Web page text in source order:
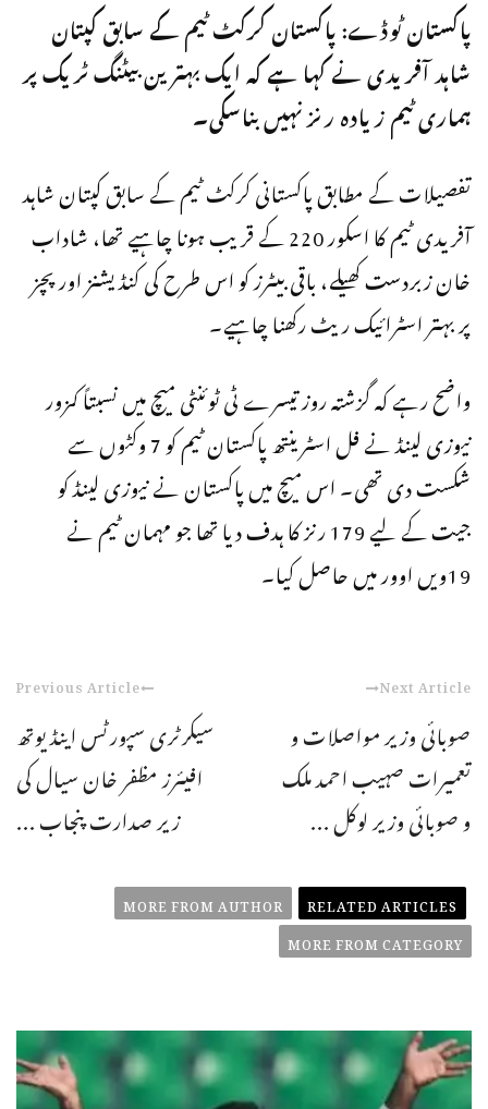
پاکستان ٹوڈے: پاکستان کرکٹ ٹیم کے سابق کپتان
شاہد آفریدی نے کہا ہے کہ ایک بہترین بیٹنگ ٹریک پر
ہماری ٹیم زیادہ رنز نہیں بناسکی۔
تفصیلات کے مطابق پاکستانی کرکٹ ٹیم کے سابق کپتان شاہد
آفریدی ٹیم کا اسکور 220 کے قریب ہونا چاہیے تھا، شاداب
خان زبردست کھیلے، باقی بیٹرز کو اس طرح کی کنڈیشنز اور پچز
پر بہتر اسٹرائیک ریٹ رکھنا چاہیے۔
واضح رہے کہ گزشتہ روز تیسرے ٹی ٹوئنٹی میچ میں نسبتاً کمزور
نیوزی لینڈ نے فل اسٹرینتھ پاکستان ٹیم کو 7 وکٹوں سے
شکست دی تھی۔ اس میچ میں پاکستان نے نیوزی لینڈ کو
جیت کے لیے 179 رنز کا ہدف دیا تھا جو مہمان ٹیم نے
19ویں اوور میں حاصل کیا۔
Previous Article
سیکرٹری سپورٹس اینڈ یوتھ
افیئرز مظفر خان سیال کی
زیر صدارت پنجاب ...
Next Article
صوبائی وزیر مواصلات و
تعمیرات صہیب احمد ملک
و صوبائی وزیر لوکل ...
RELATED ARTICLES
MORE FROM AUTHOR
MORE FROM CATEGORY